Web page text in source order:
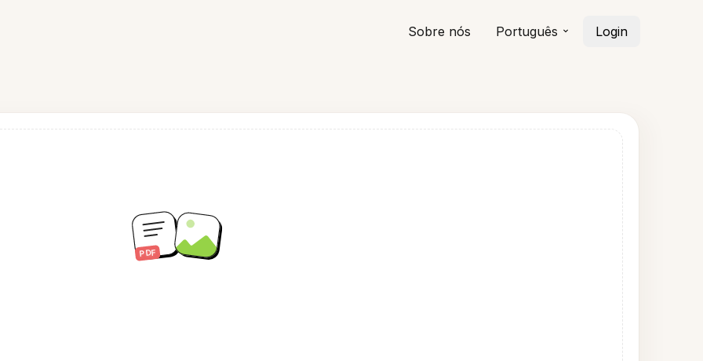
Sobre nós Português Login